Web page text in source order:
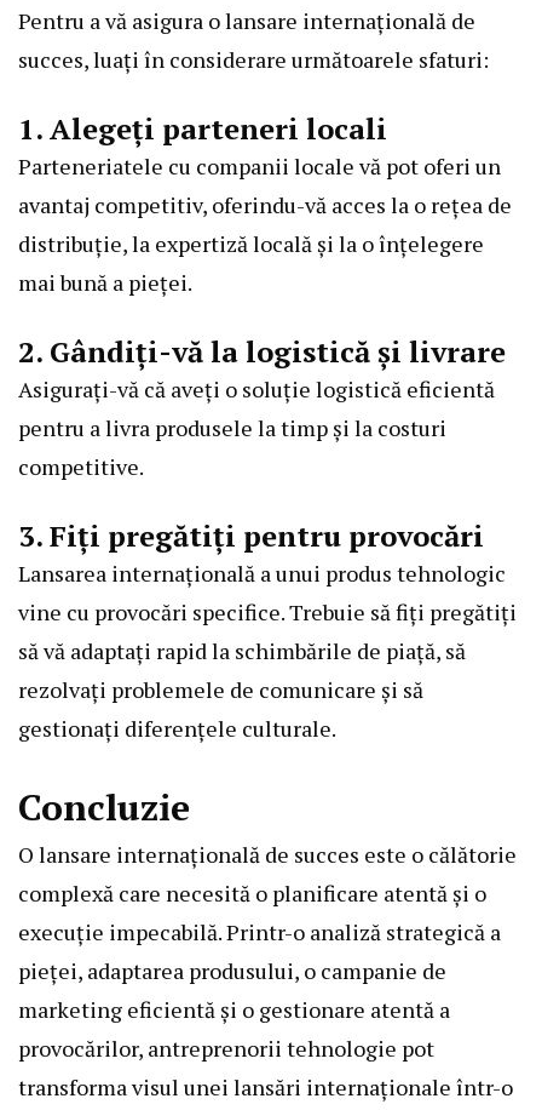
Pentru a vă asigura o lansare internațională de
succes, luați în considerare următoarele sfaturi:
1. Alegeți parteneri locali
Parteneriatele cu companii locale vă pot oferi un
avantaj competitiv, oferindu-vă acces la o rețea de
distribuție, la expertiză locală și la o înțelegere
mai bună a pieței.
2. Gândiți-vă la logistică și livrare
Asigurați-vă că aveți o soluție logistică eficientă
pentru a livra produsele la timp și la costuri
competitive.
3. Fiți pregătiți pentru provocări
Lansarea internațională a unui produs tehnologic
vine cu provocări specifice. Trebuie să fiți pregătiți
să vă adaptați rapid la schimbările de piață, să
rezolvați problemele de comunicare și să
gestionați diferențele culturale.
Concluzie
O lansare internațională de succes este o călătorie
complexă care necesită o planificare atentă și o
execuție impecabilă. Printr-o analiză strategică a
pieței, adaptarea produsului, o campanie de
marketing eficientă și o gestionare atentă a
provocărilor, antreprenorii tehnologie pot
transforma visul unei lansări internaționale într-o